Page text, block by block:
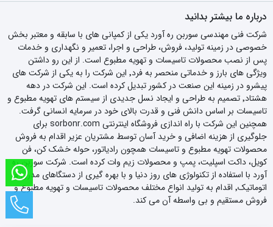
درباره ما بیشتر بدانید
شرکت فنی مهندسی سوربن ره آورد یکی از کمپانی های با سابقه و معتبر بخش
خصوصی در زمینه تولید، فروش، طراحی و اجرا، تعمیر و نگهداری و خدمات
پس از نصب محصولات تاسیسات و تهویه مطبوع است. از این رو داشتن
ویژگی های بارز و خدماتی منحصر به فرد٬ این شرکت را به یکی از شرکت های
پیشرو در زمینه این صنعت در کشور تبدیل کرده است. این شرکت در دهه
هشتاد٬ تصمیم به طراحی و ایجاد نسل جدیدی از سیستم های تهویه مطبوع و
تاسیسات بر اساس دانش فنی و قدرت بالای خود در سرمایه انسانی گرفت.
همچنین این شرکت با راه اندازی فروشگاه اینترنتی sorbonr.com برای
جلوگیری از هزینه اضافی و خرید آسان توسط مشتریان عزیر اقدام به فروش
محصولات تهویه مطبوع و تاسیسات همچون رادیاتور، حوله خشک کن، فن
کویل، داکت اسپلیت، پمپ و محصولات زیم وات کرده است. شرکت سوربن ره
آورد با استفاده از تکنولوژی های روز دنیا و با بهره گیری از دستگاهای مدرن و
اتوماتیک٬ اقدام به تولید انواع مختلف محصولات تاسیسات و تهویه مطبوع و
فروش مستقیم و بی واسطه آن می کند.